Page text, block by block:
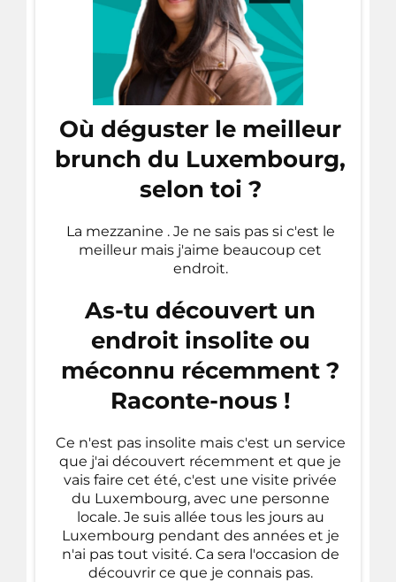
Où déguster le meilleur
brunch du Luxembourg,
selon toi ?
La mezzanine . Je ne sais pas si c'est le
meilleur mais j'aime beaucoup cet
endroit.
As-tu découvert un
endroit insolite ou
méconnu récemment ?
Raconte-nous !
Ce n'est pas insolite mais c'est un service
que j'ai découvert récemment et que je
vais faire cet été, c'est une visite privée
du Luxembourg, avec une personne
locale. Je suis allée tous les jours au
Luxembourg pendant des années et je
n'ai pas tout visité. Ca sera l'occasion de
découvrir ce que je connais pas.